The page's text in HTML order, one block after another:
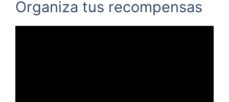
Organiza tus recompensas